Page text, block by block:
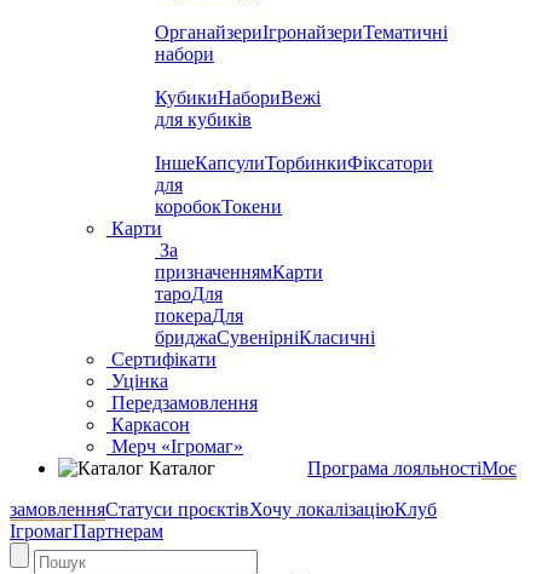
ОрганайзериІгронайзериТематичні
набори
КубикиНабориВежі
для кубиків
ІншеКапсулиТорбинкиФіксатори
для
коробокТокени
Карти
За
призначеннямКарти
тароДля
покераДля
бриджаСувенірніКласичні
Сертифікати
Уцінка
Передзамовлення
Каркасон
Мерч «Ігромаг»
Каталог
Програма лояльностіМоє
замовленняСтатуси проєктівХочу локалізаціюКлуб
ІгромагПартнерам